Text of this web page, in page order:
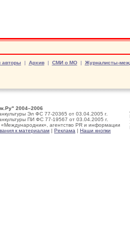
авторы | Архив| СМИ о МО| Журналисты-
2004–2006
Эл ФС 77-20365 от 03.04.2005 г.
ПИ ФС 77-19567 от 03.04.2005 г.
агентство PR и информации
к материалам | Реклама | Наши кнопки